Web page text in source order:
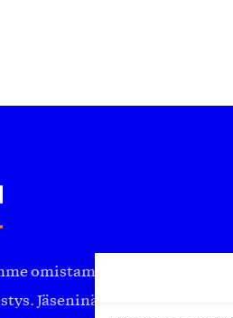
omistama puolueeton,
Jäseninämme on koko